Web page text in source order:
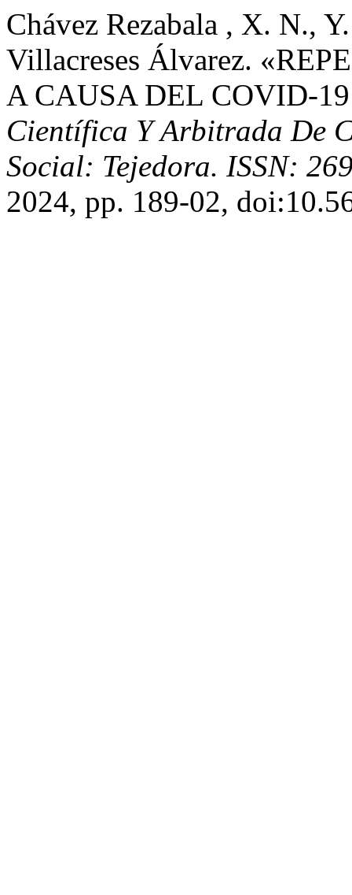
Chávez Rezabala , X. N.,
Villacreses Álvarez.
A CAUSA DEL COVID-
Científica Y Arbitrada De
Social: Tejedora. ISSN:
2024, pp. 189-02,